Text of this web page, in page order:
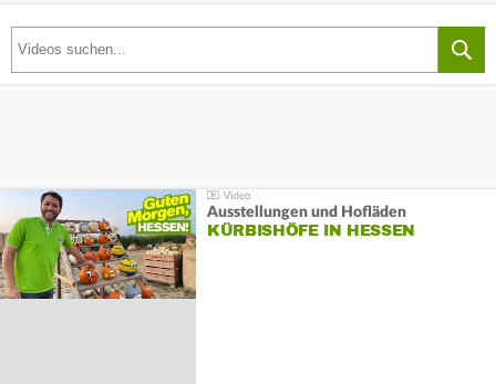
Ausstellungen und Hofläden
KÜRBISHÖFE IN HESSEN